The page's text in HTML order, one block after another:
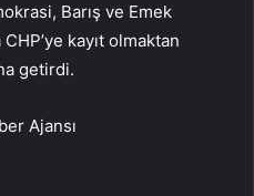
Barış ve Emek
kayıt olmaktan
getirdi.
Ajansı